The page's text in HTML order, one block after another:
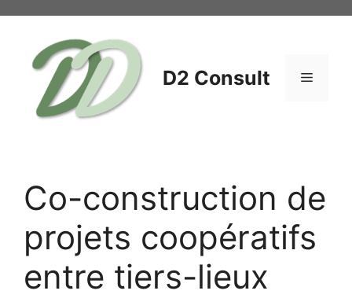
contenu
D2 Consult Menu
Co-construction de
projets coopératifs
entre tiers-lieux